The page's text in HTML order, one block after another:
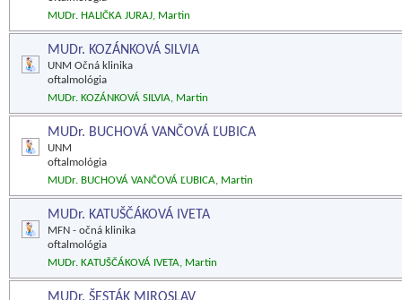
MUDr. HALIČKA JURAJ, Martin
MUDr. KOZÁNKOVÁ SILVIA
UNM Očná klinika
oftalmológia
MUDr. KOZÁNKOVÁ SILVIA, Martin
MUDr. BUCHOVÁ VANČOVÁ ĽUBICA
UNM
oftalmológia
MUDr. BUCHOVÁ VANČOVÁ ĽUBICA, Martin
MUDr. KATUŠČÁKOVÁ IVETA
MFN - očná klinika
oftalmológia
MUDr. KATUŠČÁKOVÁ IVETA, Martin